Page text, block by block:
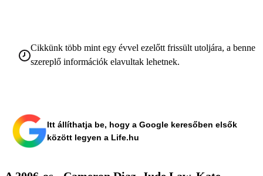
Cikkünk több mint egy évvel ezelőtt frissült utoljára, a benne
szereplő információk elavultak lehetnek.
Itt állíthatja be, hogy a Google keresőben elsők
között legyen a Life.hu